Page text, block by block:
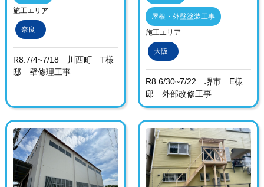
施工エリア
奈良
R8.7/4~7/18 川西町 T様
邸 壁修理工事
屋根・外壁塗装工事
施工エリア
大阪
R8.6/30~7/22 堺市 E様
邸 外部改修工事